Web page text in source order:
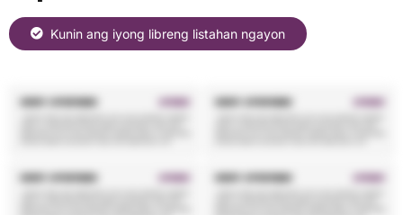
Kunin ang iyong libreng listahan ngayon